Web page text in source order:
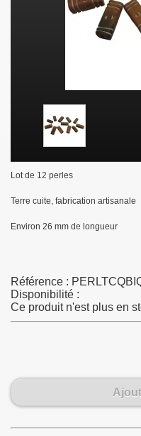
Lot de 12 perles
Terre cuite, fabrication artisanale
Environ 26 mm de longueur
Référence :
Disponibilité :
Ce produit n'est plus en